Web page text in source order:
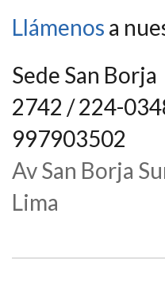
Llámenos a
Sede San
2742 / 224-
997903502
Av San Borja
Lima